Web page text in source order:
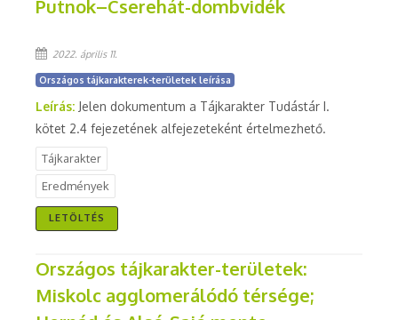
Putnok–Cserehát-dombvidék
2022. április 11.
Országos tájkarakterek-területek leírása
Leírás: Jelen dokumentum a Tájkarakter Tudástár I.
kötet 2.4 fejezetének alfejezeteként értelmezhető.
Tájkarakter
Eredmények
LETÖLTÉS
Országos tájkarakter-területek:
Miskolc agglomerálódó térsége;